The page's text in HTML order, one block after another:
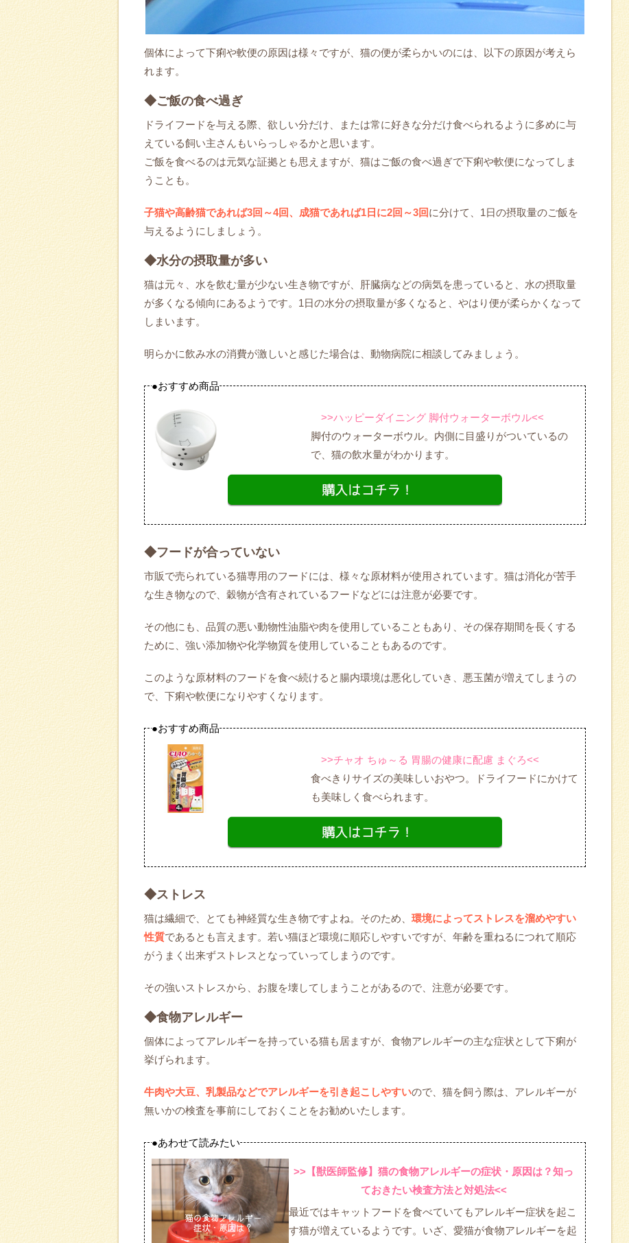
個体によって下痢や軟便の原因は様々ですが、猫の便が柔らかいのには、以下の原因が考えら
れます。
◆ご飯の食べ過ぎ
ドライフードを与える際、欲しい分だけ、または常に好きな分だけ食べられるように多めに与
えている飼い主さんもいらっしゃるかと思います。
ご飯を食べるのは元気な証拠とも思えますが、猫はご飯の食べ過ぎで下痢や軟便になってしま
うことも。
子猫や高齢猫であれば3回～4回、成猫であれば1日に2回～3回に分けて、1日の摂取量のご飯を
与えるようにしましょう。
◆水分の摂取量が多い
猫は元々、水を飲む量が少ない生き物ですが、肝臓病などの病気を患っていると、水の摂取量
が多くなる傾向にあるようです。1日の水分の摂取量が多くなると、やはり便が柔らかくなって
しまいます。
明らかに飲み水の消費が激しいと感じた場合は、動物病院に相談してみましょう。
●おすすめ商品
>>ハッピーダイニング 脚付ウォーターボウル<<
脚付のウォーターボウル。内側に目盛りがついているの
で、猫の飲水量がわかります。
◆フードが合っていない
市販で売られている猫専用のフードには、様々な原材料が使用されています。猫は消化が苦手
な生き物なので、穀物が含有されているフードなどには注意が必要です。
その他にも、品質の悪い動物性油脂や肉を使用していることもあり、その保存期間を長くする
ために、強い添加物や化学物質を使用していることもあるのです。
このような原材料のフードを食べ続けると腸内環境は悪化していき、悪玉菌が増えてしまうの
で、下痢や軟便になりやすくなります。
●おすすめ商品
>>チャオ ちゅ～る 胃腸の健康に配慮 まぐろ<<
食べきりサイズの美味しいおやつ。ドライフードにかけて
も美味しく食べられます。
◆ストレス
猫は繊細で、とても神経質な生き物ですよね。そのため、 環境によってストレスを溜めやすい
性質であるとも言えます。若い猫ほど環境に順応しやすいですが、年齢を重ねるにつれて順応
がうまく出来ずストレスとなっていってしまうのです。
その強いストレスから、お腹を壊してしまうことがあるので、注意が必要です。
◆食物アレルギー
個体によってアレルギーを持っている猫も居ますが、食物アレルギーの主な症状として下痢が
挙げられます。
牛肉や大豆、乳製品などでアレルギーを引き起こしやすいので、猫を飼う際は、アレルギーが
無いかの検査を事前にしておくことをお勧めいたします。
●あわせて読みたい
>>【獣医師監修】猫の食物アレルギーの症状・原因は？知っ
ておきたい検査方法と対処法<<
最近ではキャットフードを食べていてもアレルギー症状を起こ
す猫が増えているようです。いざ、愛猫が食物アレルギーを起